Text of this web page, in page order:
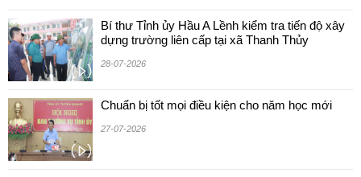
Bí thư Tỉnh ủy Hầu A Lềnh kiểm tra tiến độ xây
dựng trường liên cấp tại xã Thanh Thủy
28-07-2026
Chuẩn bị tốt mọi điều kiện cho năm học mới
27-07-2026